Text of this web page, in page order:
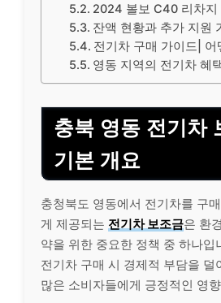
2024 볼보 C40 리차지
잔액 현황과 추가 지원
전기차 구매 가이드| 어
영동 지역의 전기차 혜
충북 영동 전기차
기본 개요
충청북도 영동에서 전기차를 구
게 제공되는 전기차 보조금은 환
약을 위한 중요한 정책 중 하나입
전기차 구매 시 경제적 부담을 덜
많은 소비자들에게 긍정적인 영